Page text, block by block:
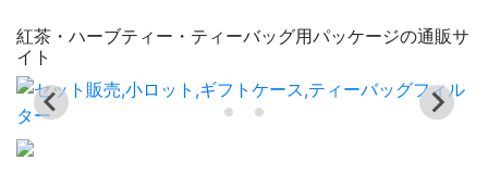
紅茶・ハーブティー・ティーバッグ用パッケージの通販サ
イト